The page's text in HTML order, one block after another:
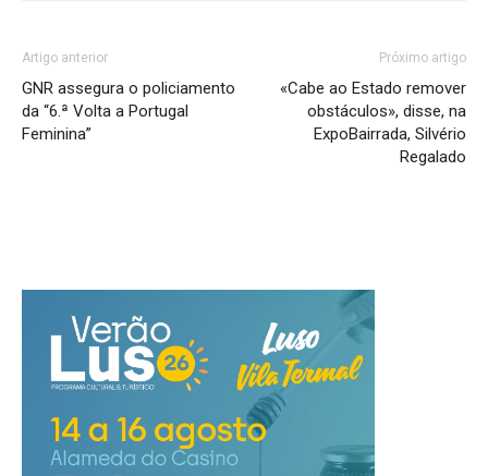
Artigo anterior
GNR assegura o policiamento
da “6.ª Volta a Portugal
Feminina”
Próximo artigo
«Cabe ao Estado remover
obstáculos», disse, na
ExpoBairrada, Silvério
Regalado